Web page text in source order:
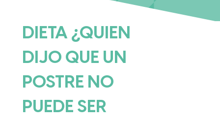
DIETA ¿QUIEN
DIJO QUE UN
POSTRE NO
PUEDE SER